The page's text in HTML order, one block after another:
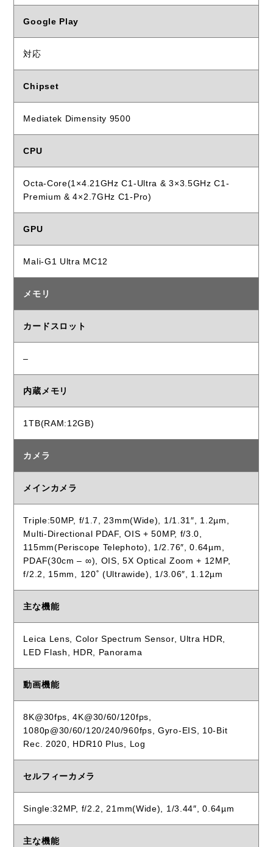
Google Play
対応
Chipset
Mediatek Dimensity 9500
CPU
Octa-Core(1×4.21GHz C1-Ultra & 3×3.5GHz C1-
Premium & 4×2.7GHz C1-Pro)
GPU
Mali-G1 Ultra MC12
メモリ
カードスロット
–
内蔵メモリ
1TB(RAM:12GB)
カメラ
メインカメラ
Triple:50MP, f/1.7, 23mm(Wide), 1/1.31″, 1.2µm,
Multi-Directional PDAF, OIS + 50MP, f/3.0,
115mm(Periscope Telephoto), 1/2.76″, 0.64µm,
PDAF(30cm – ∞), OIS, 5X Optical Zoom + 12MP,
f/2.2, 15mm, 120˚ (Ultrawide), 1/3.06″, 1.12µm
主な機能
Leica Lens, Color Spectrum Sensor, Ultra HDR,
LED Flash, HDR, Panorama
動画機能
8K@30fps, 4K@30/60/120fps,
1080p@30/60/120/240/960fps, Gyro-EIS, 10-Bit
Rec. 2020, HDR10 Plus, Log
セルフィーカメラ
Single:32MP, f/2.2, 21mm(Wide), 1/3.44″, 0.64µm
主な機能